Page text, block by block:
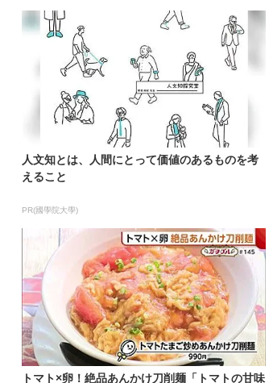
人文知とは、人間にとって価値のあるものを考
えること
PR(國學院大學)
トマト×卵！絶品あんかけ刀削麺「トマトの甘味